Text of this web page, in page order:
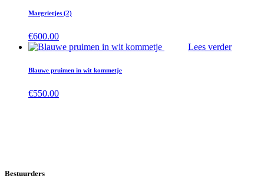
Margrietjes (2)
€600.00
Lees verder
Blauwe pruimen in wit kommetje
€550.00
Bestuurders